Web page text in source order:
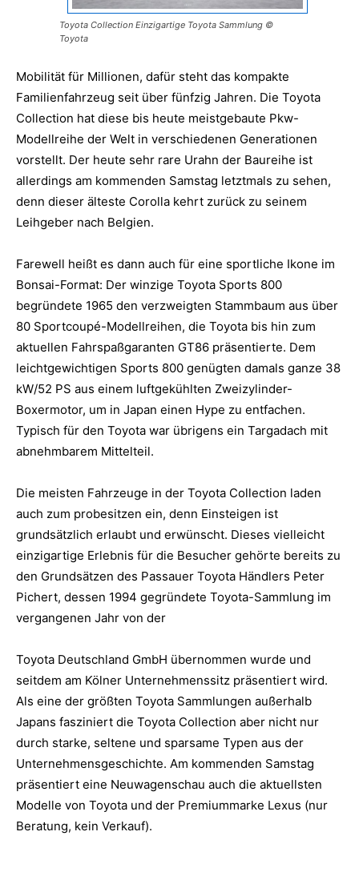
Toyota Collection Einzigartige Toyota Sammlung ©
Toyota
Mobilität für Millionen, dafür steht das kompakte
Familienfahrzeug seit über fünfzig Jahren. Die Toyota
Collection hat diese bis heute meistgebaute Pkw-
Modellreihe der Welt in verschiedenen Generationen
vorstellt. Der heute sehr rare Urahn der Baureihe ist
allerdings am kommenden Samstag letztmals zu sehen,
denn dieser älteste Corolla kehrt zurück zu seinem
Leihgeber nach Belgien.
Farewell heißt es dann auch für eine sportliche Ikone im
Bonsai-Format: Der winzige Toyota Sports 800
begründete 1965 den verzweigten Stammbaum aus über
80 Sportcoupé-Modellreihen, die Toyota bis hin zum
aktuellen Fahrspaßgaranten GT86 präsentierte. Dem
leichtgewichtigen Sports 800 genügten damals ganze 38
kW/52 PS aus einem luftgekühlten Zweizylinder-
Boxermotor, um in Japan einen Hype zu entfachen.
Typisch für den Toyota war übrigens ein Targadach mit
abnehmbarem Mittelteil.
Die meisten Fahrzeuge in der Toyota Collection laden
auch zum probesitzen ein, denn Einsteigen ist
grundsätzlich erlaubt und erwünscht. Dieses vielleicht
einzigartige Erlebnis für die Besucher gehörte bereits zu
den Grundsätzen des Passauer Toyota Händlers Peter
Pichert, dessen 1994 gegründete Toyota-Sammlung im
vergangenen Jahr von der
Toyota Deutschland GmbH übernommen wurde und
seitdem am Kölner Unternehmenssitz präsentiert wird.
Als eine der größten Toyota Sammlungen außerhalb
Japans fasziniert die Toyota Collection aber nicht nur
durch starke, seltene und sparsame Typen aus der
Unternehmensgeschichte. Am kommenden Samstag
präsentiert eine Neuwagenschau auch die aktuellsten
Modelle von Toyota und der Premiummarke Lexus (nur
Beratung, kein Verkauf).